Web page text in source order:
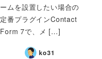
ームを設置したい場合の
定番プラグインContact
Form 7で、メ […]
ko31